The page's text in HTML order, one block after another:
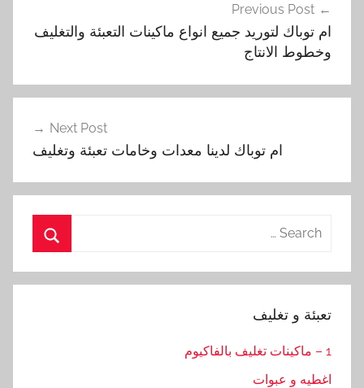
المقالات
Previous Post
ام توباك لتوريد جميع انواع ماكينات التعبئة والتغليف
وخطوط الانتاج
Next Post
ام توباك لدينا معدات وخامات تعبئة وتغليف
Search
تعبئة و تغليف
1 – ماكينات تغليف بالفاكيوم
اغطيه و عبوات